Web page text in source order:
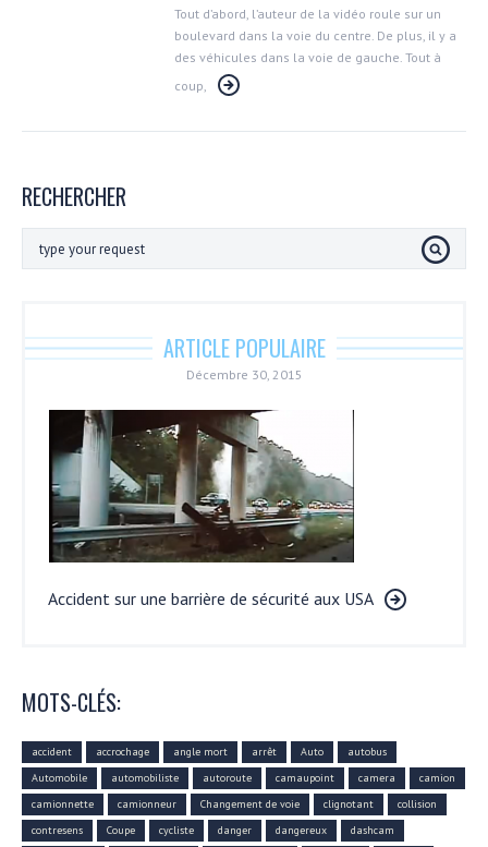
Tout d’abord, l’auteur de la vidéo roule sur un
boulevard dans la voie du centre. De plus, il y a
des véhicules dans la voie de gauche. Tout à
coup,
RECHERCHER
ARTICLE POPULAIRE
Décembre 30, 2015
Accident sur une barrière de sécurité aux USA
MOTS-CLÉS:
accident accrochage angle mort arrêt Auto
autobus
Automobile
automobiliste autoroute camaupoint camera
camion
camionnette
camionneur Changement de voie clignotant
collision
contresens
Coupe cycliste danger dangereux dashcam